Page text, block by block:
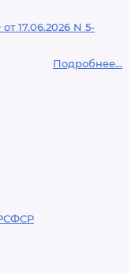
17.06.2026 N 5-
Подробнее...